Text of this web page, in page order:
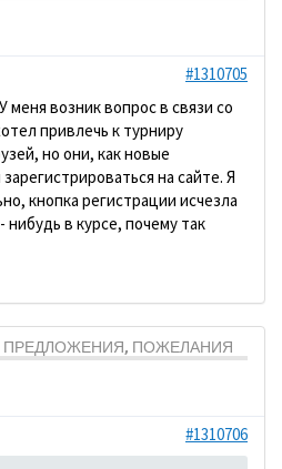
#1310705
меня возник вопрос в связи со
привлечь к турниру
но они, как новые
на сайте. Я
кнопка регистрации исчезла
нибудь в курсе, почему так
ПРЕДЛОЖЕНИЯ, ПОЖЕЛАНИЯ
#1310706